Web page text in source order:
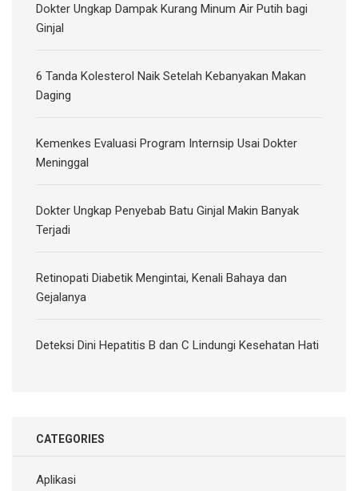
Dokter Ungkap Dampak Kurang Minum Air Putih bagi
Ginjal
6 Tanda Kolesterol Naik Setelah Kebanyakan Makan
Daging
Kemenkes Evaluasi Program Internsip Usai Dokter
Meninggal
Dokter Ungkap Penyebab Batu Ginjal Makin Banyak
Terjadi
Retinopati Diabetik Mengintai, Kenali Bahaya dan
Gejalanya
Deteksi Dini Hepatitis B dan C Lindungi Kesehatan Hati
CATEGORIES
Aplikasi